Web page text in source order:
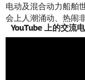
电动及混合动力船舶
会上人潮涌动、热闹
YouTube 上的交流